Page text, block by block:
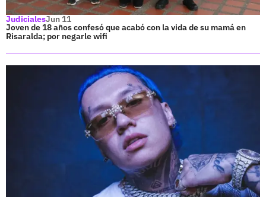
JudicialesJun 11
Joven de 18 años confesó que acabó con la vida de su mamá en
Risaralda; por negarle wifi